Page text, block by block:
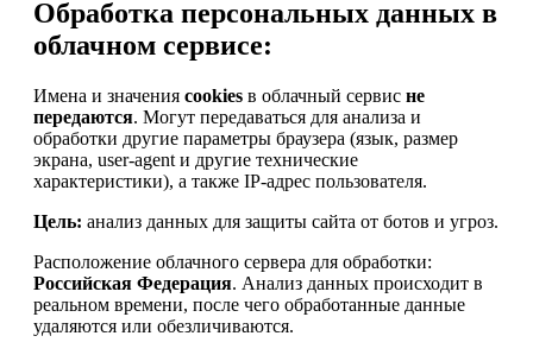
Обработка персональных данных в
облачном сервисе:
Имена и значения cookies в облачный сервис не
передаются. Могут передаваться для анализа и
обработки другие параметры браузера (язык, размер
экрана, user-agent и другие технические
характеристики), а также IP-адрес пользователя.
Цель: анализ данных для защиты сайта от ботов и угроз.
Расположение облачного сервера для обработки:
Российская Федерация. Анализ данных происходит в
реальном времени, после чего обработанные данные
удаляются или обезличиваются.